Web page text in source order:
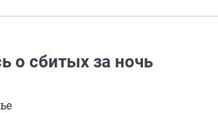
о сбитых за ночь